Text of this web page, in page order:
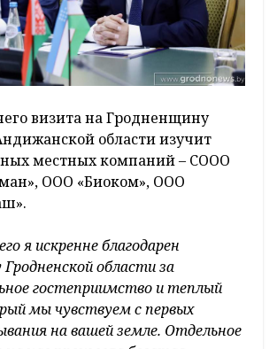
визита на Гродненщину
области изучит
местных компаний – СООО
ООО «Биоком», ООО
я искренне благодарен
области за
гостеприимство и теплый
мы чувствуем с первых
на вашей земле. Отдельное